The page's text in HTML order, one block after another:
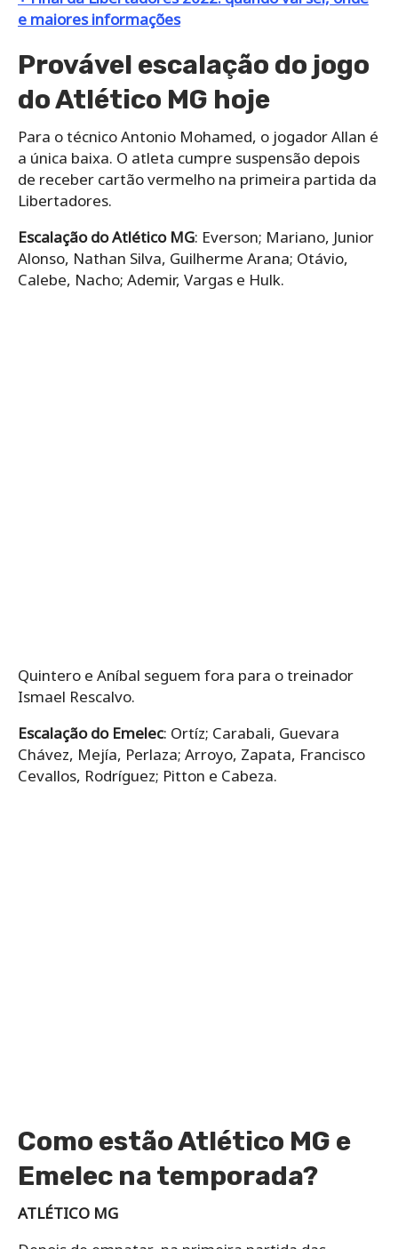
e maiores informações
Provável escalação do jogo
do Atlético MG hoje
Para o técnico Antonio Mohamed, o jogador Allan é
a única baixa. O atleta cumpre suspensão depois
de receber cartão vermelho na primeira partida da
Libertadores.
Escalação do Atlético MG: Everson; Mariano, Junior
Alonso, Nathan Silva, Guilherme Arana; Otávio,
Calebe, Nacho; Ademir, Vargas e Hulk.
Quintero e Aníbal seguem fora para o treinador
Ismael Rescalvo.
Escalação do Emelec: Ortíz; Carabali, Guevara
Chávez, Mejía, Perlaza; Arroyo, Zapata, Francisco
Cevallos, Rodríguez; Pitton e Cabeza.
Como estão Atlético MG e
Emelec na temporada?
ATLÉTICO MG